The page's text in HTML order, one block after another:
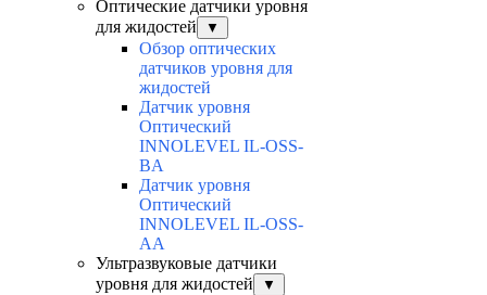
Оптические датчики уровня
для жидостей
▼
Обзор оптических
датчиков уровня для
жидостей
Датчик уровня
Оптический
INNOLEVEL IL-OSS-
BA
Датчик уровня
Оптический
INNOLEVEL IL-OSS-
AA
Ультразвуковые датчики
уровня для жидостей
▼